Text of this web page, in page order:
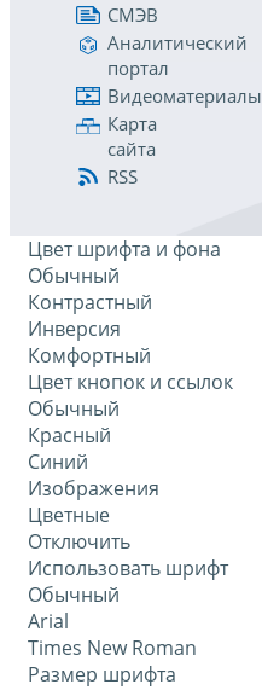
СМЭВ
Аналитический
портал
Видеоматериалы
Карта
сайта
RSS
Цвет шрифта и фона
Обычный
Контрастный
Инверсия
Комфортный
Цвет кнопок и ссылок
Обычный
Красный
Синий
Изображения
Цветные
Отключить
Использовать шрифт
Обычный
Arial
Times New Roman
Размер шрифта